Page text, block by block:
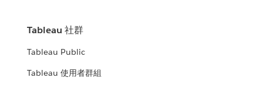
Tableau 社群
Tableau Public
Tableau 使用者群組